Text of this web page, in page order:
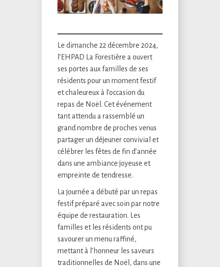
Le dimanche 22 décembre 2024,
l’EHPAD La Forestière a ouvert
ses portes aux familles de ses
résidents pour un moment festif
et chaleureux à l’occasion du
repas de Noël. Cet événement
tant attendu a rassemblé un
grand nombre de proches venus
partager un déjeuner convivial et
célébrer les fêtes de fin d’année
dans une ambiance joyeuse et
empreinte de tendresse.
La journée a débuté par un repas
festif préparé avec soin par notre
équipe de restauration. Les
familles et les résidents ont pu
savourer un menu raffiné,
mettant à l’honneur les saveurs
traditionnelles de Noël, dans une